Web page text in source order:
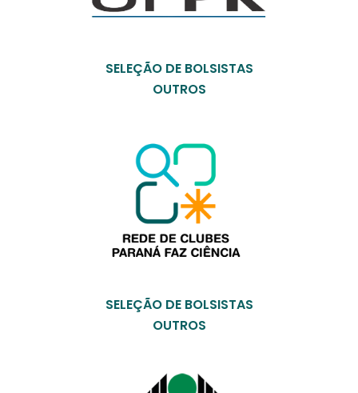
SELEÇÃO DE BOLSISTAS
OUTROS
SELEÇÃO DE BOLSISTAS
OUTROS